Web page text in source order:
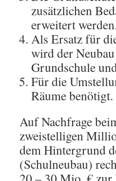
zusätzlichen
erweitert
Als Ersatz für
wird der
Grundschule
Für die
Räume benötigt.
Auf Nachfrage
zweistelligen
dem Hintergrund
(Schulneubau)